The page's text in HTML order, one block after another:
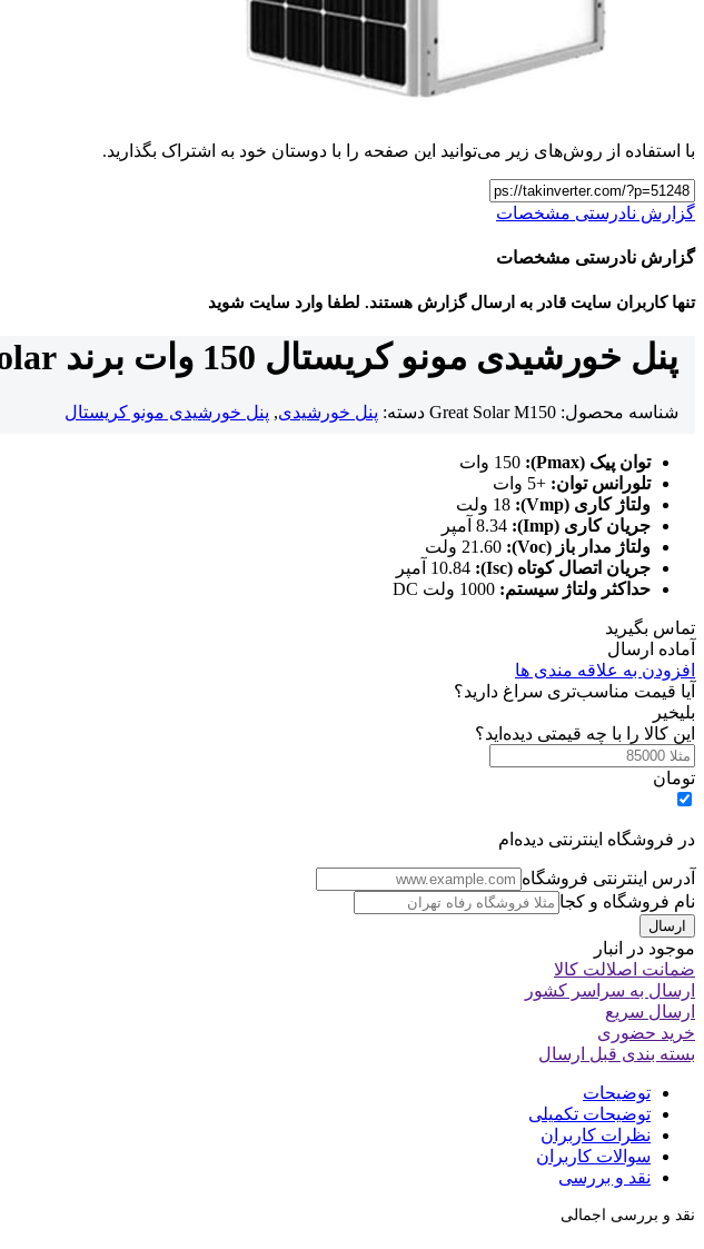
با استفاده از روش‌های زیر می‌توانید این صفحه را با دوستان خود به اشتراک بگذارید.
گزارش نادرستی مشخصات
گزارش نادرستی مشخصات
تنها کاربران سایت قادر به ارسال گزارش هستند. لطفا وارد سایت شوید
پنل خورشیدی مونو کریستال 150 وات برند Great Solar
شناسه محصول: Great Solar M150 دسته: پنل خورشیدی, پنل خورشیدی مونو کریستال
توان پیک (Pmax):
تلورانس توان: +5 وات
ولتاژ کاری (Vmp):
جریان کاری (Imp):
ولتاژ مدار باز (Voc):
جریان اتصال کوتاه (Isc):
حداکثر ولتاژ سیستم:
تماس بگیرید
آماده ارسال
افزودن به علاقه مندی ها
آیا قیمت مناسب‌تری سراغ دارید؟
بلیخیر
این کالا را با چه قیمتی دیده‌اید؟
تومان
در فروشگاه اینترنتی دیده‌ام
آدرس اینترنتی فروشگاه
نام فروشگاه و کجا
موجود در انبار
ضمانت اصلالت کالا
ارسال به سراسر کشور
ارسال سریع
خرید حضوری
بسته بندی قبل ارسال
توضیحات
توضیحات تکمیلی
نظرات کاربران
سوالات کاربران
نقد و بررسی
نقد و بررسی اجمالی